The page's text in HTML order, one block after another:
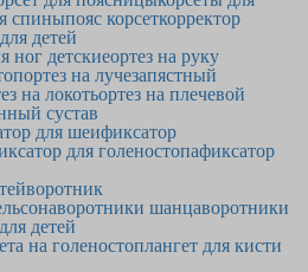
спиныпояс корсеткорректор
детей
ног детскиеортез на руку
ортез на лучезапястный
на локотьортез на плечевой
сустав
для шеификсатор
для голеностопафиксатор
воротник
воротники шанцаворотники
детей
на голеностоплангет для кисти